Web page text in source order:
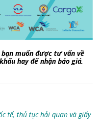
muốn được tư vấn về
hay để nhận báo giá,
tế, thủ tục hải quan và giấy